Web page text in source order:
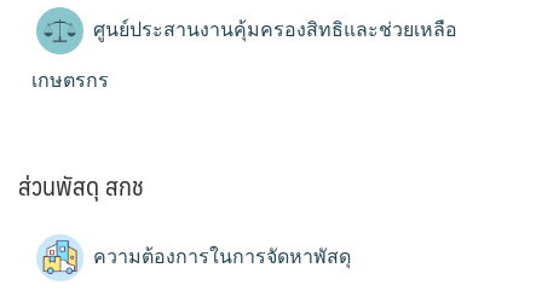
ศูนย์ประสานงานคุ้มครองสิทธิและช่วยเหลือ
เกษตรกร
ส่วนพัสดุ สกช
ความต้องการในการจัดหาพัสดุ